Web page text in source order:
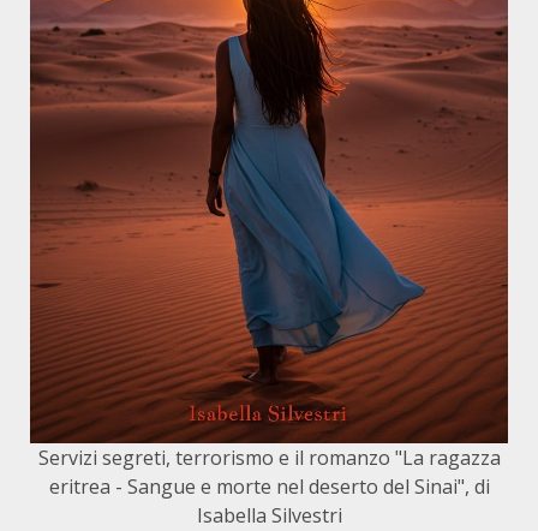
Servizi segreti, terrorismo e il romanzo "La ragazza
eritrea - Sangue e morte nel deserto del Sinai", di
Isabella Silvestri